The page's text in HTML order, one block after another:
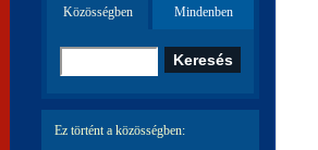
Közösségben Mindenben
Ez történt a közösségben: